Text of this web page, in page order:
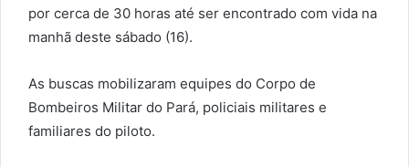
por cerca de 30 horas até ser encontrado com vida na
manhã deste sábado (16).
As buscas mobilizaram equipes do Corpo de
Bombeiros Militar do Pará, policiais militares e
familiares do piloto.